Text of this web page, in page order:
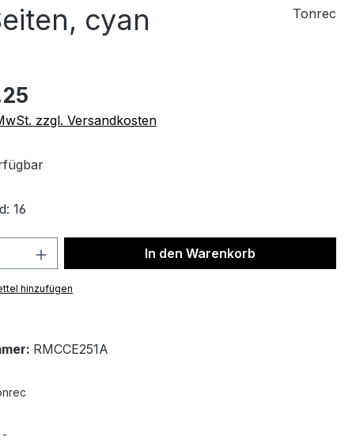
cyan Tonrec
zzgl. Versandkosten
16
Anzahl: Gib den gewünschten Wert
In den Warenkorb
hinzufügen
RMCCE251A
-